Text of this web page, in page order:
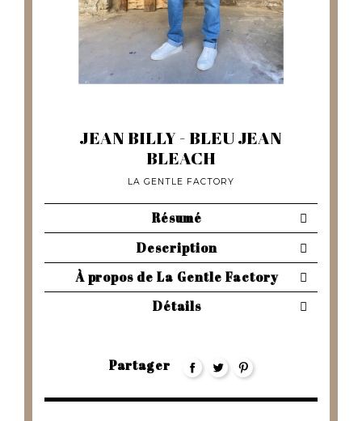
JEAN BILLY - BLEU JEAN
BLEACH
LA GENTLE FACTORY
Résumé
Description
À propos de La Gentle Factory
Détails
Partager